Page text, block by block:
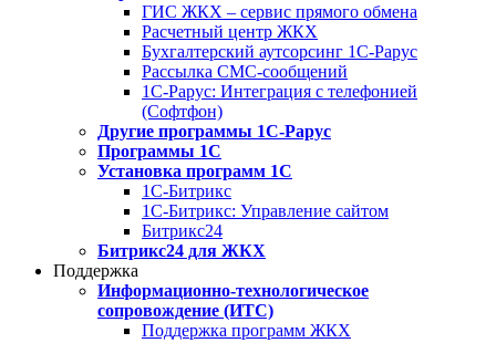
ГИС ЖКХ – сервис прямого обмена
Расчетный центр ЖКХ
Бухгалтерский аутсорсинг 1С-Рарус
Рассылка СМС-сообщений
1С-Рарус: Интеграция с телефонией
(Софтфон)
Другие программы 1С-Рарус
Программы 1С
Установка программ 1С
1С-Битрикс
1С-Битрикс: Управление сайтом
Битрикс24
Битрикс24 для ЖКХ
Поддержка
Информационно-технологическое
сопровождение (ИТС)
Поддержка программ ЖКХ